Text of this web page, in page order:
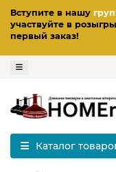
Вступите в нашу
участвуйте в
первый заказ!
Каталог